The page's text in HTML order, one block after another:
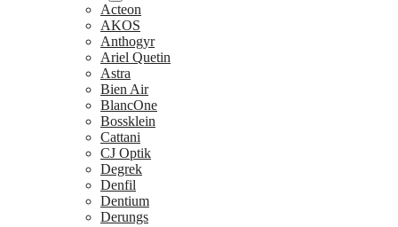
Acteon
AKOS
Anthogyr
Ariel Quetin
Astra
Bien Air
BlancOne
Bossklein
Cattani
CJ Optik
Degrek
Denfil
Dentium
Derungs